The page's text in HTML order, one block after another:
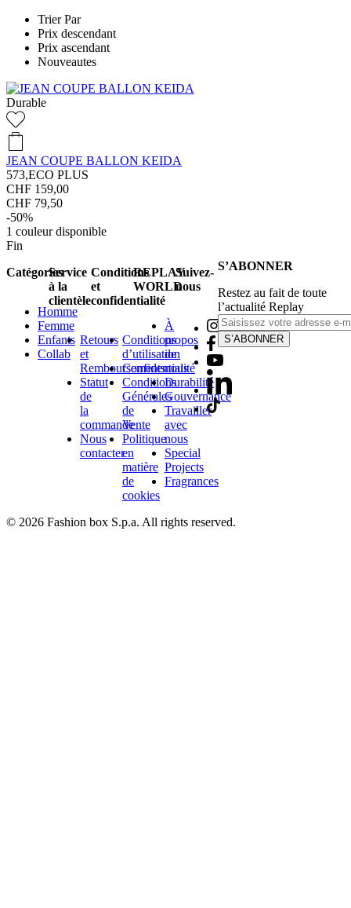
Trier Par
Prix descendant
Prix ascendant
Nouveautes
Durable
JEAN COUPE BALLON KEIDA
573,ECO PLUS
CHF 159,00
CHF 79,50
-50%
1 couleur disponible
Fin
Catégories
Homme
Femme
Enfants
Collab
Service
à la
clientèle
Retours
et
Remboursements
Statut
de
la
commande
Nous
contacter
Conditions
et
confidentialité
Conditions
d’utilisation
Confidentialité
Conditions
Générales
de
Vente
Politique
en
matière
de
cookies
REPLAY
WORLD
À
propos
de
nous
Durabilité
Gouvernance
Travailler
avec
nous
Special
Projects
Fragrances
Suivez-
nous
S’ABONNER
Restez au fait de toute
l’actualité Replay
S’ABONNER
© 2026 Fashion box S.p.a. All rights reserved.